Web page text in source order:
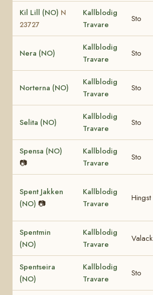
Kil Lill (NO) N
23727
Kallblodig
Travare
Sto
Nera (NO)
Kallblodig
Travare
Sto
Norterna (NO)
Kallblodig
Travare
Sto
Selita (NO)
Kallblodig
Travare
Sto
Spensa (NO)
📷
Kallblodig
Travare
Sto
Spent Jakken
(NO) 📷
Kallblodig
Travare
Hingst
Spentmin
(NO)
Kallblodig
Travare
Valack
Spentseira
(NO)
Kallblodig
Travare
Sto